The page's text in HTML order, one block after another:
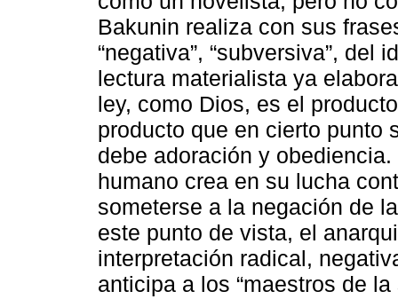
Bakunin realiza con sus
“negativa”, “subversiva”,
lectura materialista ya
ley, como Dios, es el
producto que en cierto punto
debe adoración y
humano crea en su lucha
someterse a la negación de
este punto de vista, el
interpretación radical,
anticipa a los “maestros de la